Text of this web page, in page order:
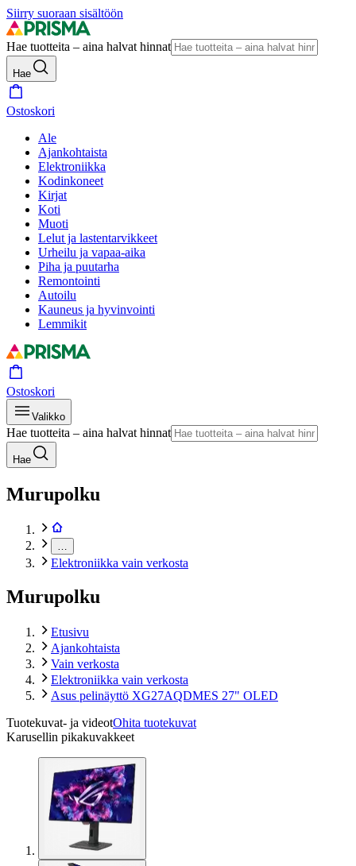
Siirry suoraan sisältöön
Hae tuotteita – aina halvat hinnat
Hae
Ostoskori
Ale
Ajankohtaista
Elektroniikka
Kodinkoneet
Kirjat
Koti
Muoti
Lelut ja lastentarvikkeet
Urheilu ja vapaa-aika
Piha ja puutarha
Remontointi
Autoilu
Kauneus ja hyvinvointi
Lemmikit
Ostoskori
Valikko
Hae tuotteita – aina halvat hinnat
Hae
Murupolku
Elektroniikka vain verkosta
Murupolku
Etusivu
Ajankohtaista
Vain verkosta
Elektroniikka vain verkosta
Asus pelinäyttö XG27AQDMES 27" OLED
Tuotekuvat- ja videotOhita tuotekuvat
Karusellin pikakuvakkeet